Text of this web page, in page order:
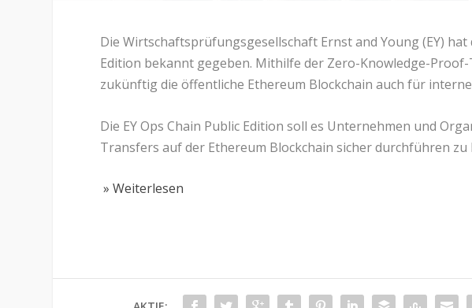
Die Wirtschaftsprüfungsgesellschaft Ernst and Young (EY) hat
Edition bekannt gegeben. Mithilfe der Zero-Knowledge-
zukünftig die öffentliche Ethereum Blockchain auch für
Die EY Ops Chain Public Edition soll es Unternehmen und
Transfers auf der Ethereum Blockchain sicher durchführen zu
» Weiterlesen